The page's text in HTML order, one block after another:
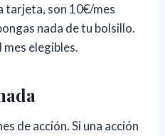
tarjeta, son 10€/mes
nada de tu bolsillo.
elegibles.
de acción. Si una acción